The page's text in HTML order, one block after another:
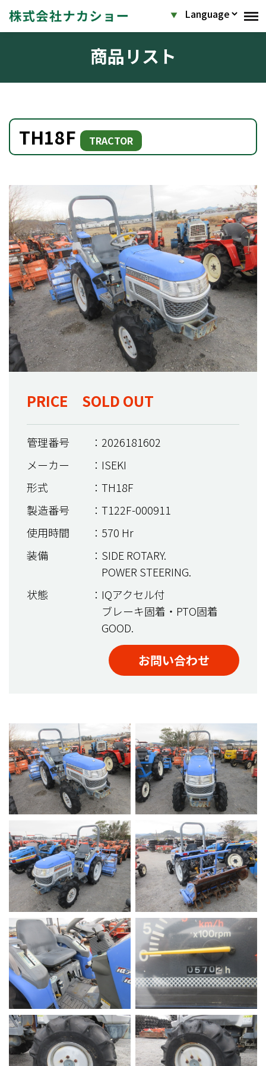
商品リスト
TH18F TRACTOR
PRICE SOLD OUT
管理番号
：2026181602
メーカー
：ISEKI
形式
：TH18F
製造番号
：T122F-000911
使用時間
：570 Hr
装備
：SIDE ROTARY.
POWER STEERING.
状態
：IQアクセル付
ブレーキ固着・PTO固着
GOOD.
お問い合わせ